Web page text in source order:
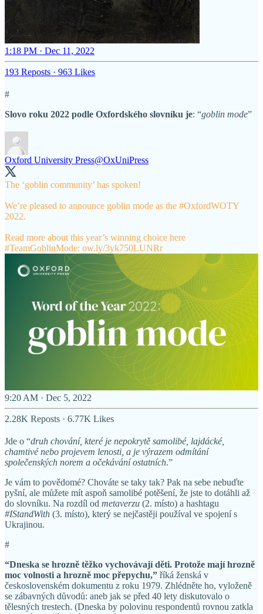
1:18 PM · Dec 11, 2022
193 Reposts · 963 Likes
#
Slovo roku 2022 podle Oxfordského slovníku je: “goblin mode”
Oxford University Press@OxUniPress
The ‘goblin community’ has spoken!
We’re pleased to announce goblin mode as the #OxfordWOTY
2022.
Read more about this year’s winning choice here
#TeamGoblinMode: ow.ly/3yk750LUNRr
9:20 AM · Dec 5, 2022
2.28K Reposts · 6.77K Likes
Jde o “druh chování, které je nepokrytě samolibé, lajdácké,
chamtivé nebo projevem lenosti, a je výrazem odmítání
společenských norem a očekávání ostatních.”
Je vám to povědomé? Chováte se taky tak? Pak na sebe nebuďte
pyšní, ale můžete mít aspoň samolibé potěšení, že jste to dotáhli až
do slovníku. Na rozdíl od metaverzu (2. místo) a hashtagu
#IStandWith (3. místo), který se nejčastěji používal ve spojení s
Ukrajinou.
#
“Dneska se hrozně těžko vychovávají děti. Protože mají hrozně
moc volnosti a hrozně moc přepychu,” říká ženská v
československém dokumentu z roku 1979. Zhlédněte ho, vyloženě
se zábavných důvodů: aneb jak se před 40 lety diskutovalo o
tělesných trestech. (Dneska by polovinu respondentů rovnou zatkla